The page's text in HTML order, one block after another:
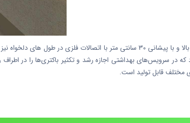
برند آمیتیس با تولید روشویی‌های یکپارچه، با مقاومت بالا و با پیشانی 30
که در سرویس‌های بهداشتی اجازه رشد و تکثیر باکتری‌ها را در
مختلف قابل تولید است.